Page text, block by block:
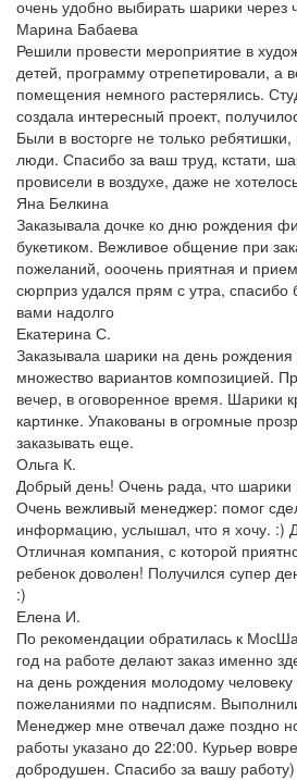
очень удобно выбирать шарики через
Марина Бабаева
Решили провести мероприятие в
детей, программу отрепетировали, а
помещения немного растерялись.
создала интересный проект,
Были в восторге не только
люди. Спасибо за ваш труд, кстати,
провисели в воздухе, даже не
Яна Белкина
Заказывала дочке ко дню рождения
букетиком. Вежливое общение при
пожеланий, ооочень приятная и
сюрприз удался прям с утра,
вами надолго
Екатерина С.
Заказывала шарики на день
множество вариантов композицией.
вечер, в оговоренное время. Шарики
картинке. Упакованы в огромные
заказывать еще.
Ольга К.
Добрый день! Очень рада, что
Очень вежливый менеджер: помог
информацию, услышал, что я хочу. :)
Отличная компания, с которой
ребенок доволен! Получился супер
:)
Елена И.
По рекомендации обратилась к
год на работе делают заказ именно
на день рождения молодому человеку
пожеланиями по надписям.
Менеджер мне отвечал даже поздно
работы указано до 22:00. Курьер
добродушен. Спасибо за вашу работу)